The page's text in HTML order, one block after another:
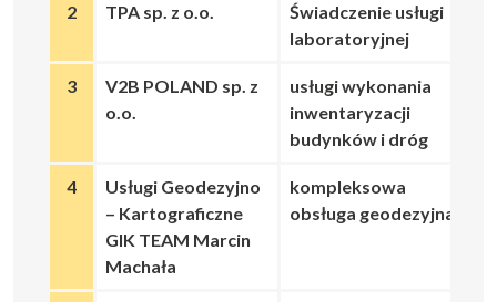
2 TPA sp. z o.o.
Świadczenie usługi
laboratoryjnej
3
V2B POLAND sp. z
o.o.
usługi wykonania
inwentaryzacji
budynków i dróg
4
Usługi Geodezyjno
– Kartograficzne
GIK TEAM Marcin
Machała
kompleksowa
obsługa geodezyjna